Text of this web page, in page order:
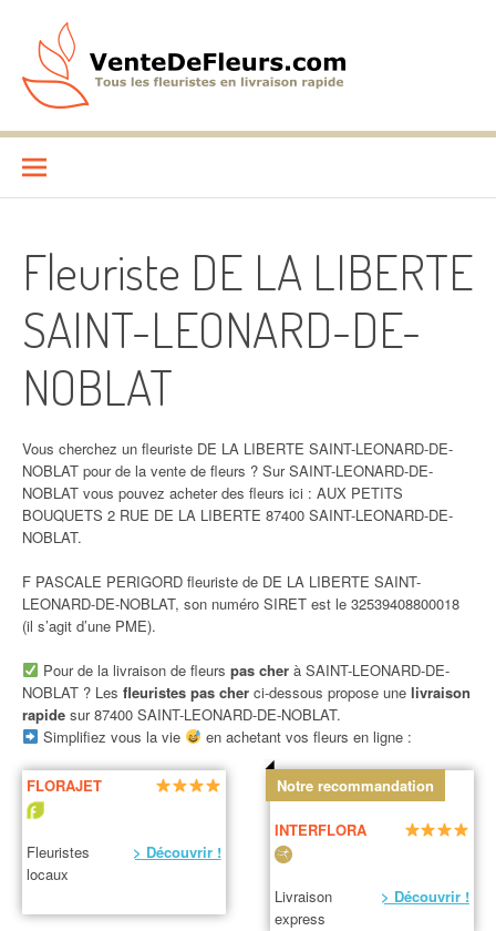
contenu
VenteDeFleurs.com
Fleuriste DE LA LIBERTE
SAINT-LEONARD-DE-
NOBLAT
Vous cherchez un fleuriste DE LA LIBERTE SAINT-LEONARD-DE-
NOBLAT pour de la vente de fleurs ? Sur SAINT-LEONARD-DE-
NOBLAT vous pouvez acheter des fleurs ici : AUX PETITS
BOUQUETS 2 RUE DE LA LIBERTE 87400 SAINT-LEONARD-DE-
NOBLAT.
F PASCALE PERIGORD fleuriste de DE LA LIBERTE SAINT-
LEONARD-DE-NOBLAT, son numéro SIRET est le 32539408800018
(il s’agit d’une PME).
Pour de la livraison de fleurs pas cherà SAINT-LEONARD-DE-
NOBLAT ? Les fleuristes pas cher ci-dessous propose une livraison
rapide sur 87400 SAINT-LEONARD-DE-NOBLAT.
Simplifiez vous la vie
en achetant vos fleurs en ligne :
FLORAJET
Fleuristes
locaux
> Découvrir !
Notre recommandation
INTERFLORA
Livraison
express
> Découvrir !